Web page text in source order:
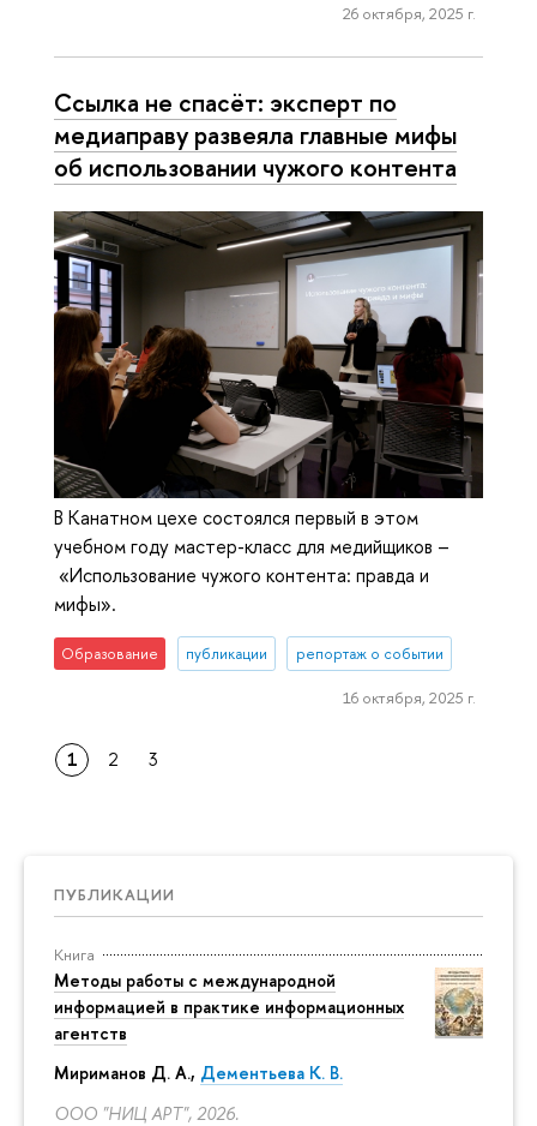
ПУБЛИКАЦИИ
Книга
Методы работы с международной
информацией в практике информационных
агентств
Мириманов Д. А., Дементьева К. В.
ООО "НИЦ АРТ", 2026.
26 октября, 2025 г.
Ссылка не спасёт: эксперт по
медиаправу развеяла главные мифы
об использовании чужого контента
В Канатном цехе состоялся первый в этом
учебном году мастер-класс для медийщиков –
«Использование чужого контента: правда и
мифы».
Образование публикации репортаж о событии
16 октября, 2025 г.
1 2 3